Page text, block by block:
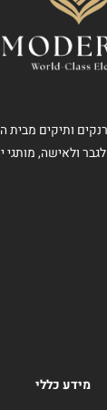
ותיקים מבית
ולאישה,
מידע כללי